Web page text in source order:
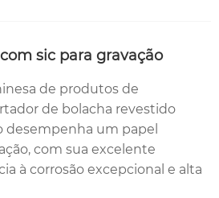
sic para gravação
de produtos de
de bolacha revestido
desempenha um papel
com sua excelente
à corrosão excepcional e alta